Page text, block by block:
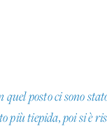
quel posto ci sono
più tiepida, poi si è